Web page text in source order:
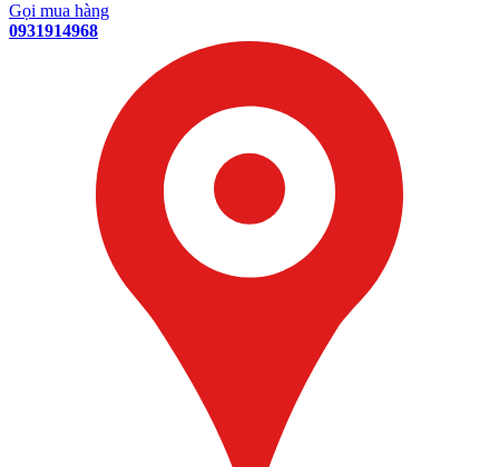
Gọi mua hàng
0931914968